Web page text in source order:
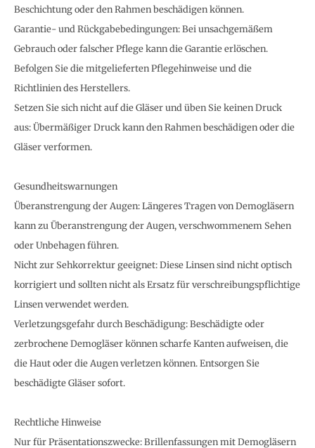
Beschichtung oder den Rahmen beschädigen können.
Garantie- und Rückgabebedingungen: Bei unsachgemäßem
Gebrauch oder falscher Pflege kann die Garantie erlöschen.
Befolgen Sie die mitgelieferten Pflegehinweise und die
Richtlinien des Herstellers.
Setzen Sie sich nicht auf die Gläser und üben Sie keinen Druck
aus: Übermäßiger Druck kann den Rahmen beschädigen oder die
Gläser verformen.
Gesundheitswarnungen
Überanstrengung der Augen: Längeres Tragen von Demogläsern
kann zu Überanstrengung der Augen, verschwommenem Sehen
oder Unbehagen führen.
Nicht zur Sehkorrektur geeignet: Diese Linsen sind nicht optisch
korrigiert und sollten nicht als Ersatz für verschreibungspflichtige
Linsen verwendet werden.
Verletzungsgefahr durch Beschädigung: Beschädigte oder
zerbrochene Demogläser können scharfe Kanten aufweisen, die
die Haut oder die Augen verletzen können. Entsorgen Sie
beschädigte Gläser sofort.
Rechtliche Hinweise
Nur für Präsentationszwecke: Brillenfassungen mit Demogläsern